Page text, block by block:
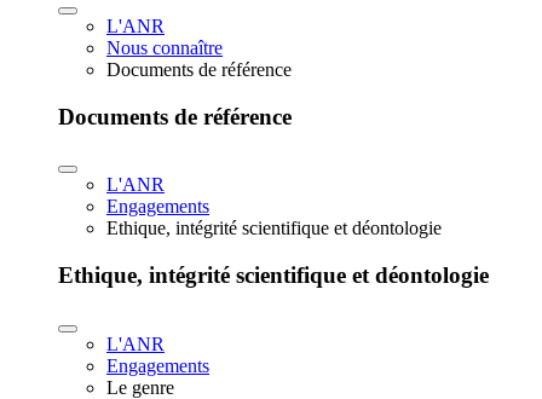
L'ANR
Nous connaître
Documents de référence
Documents de référence
L'ANR
Engagements
Ethique, intégrité scientifique et déontologie
Ethique, intégrité scientifique et déontologie
L'ANR
Engagements
Le genre